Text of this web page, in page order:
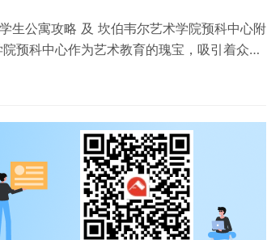
生公寓攻略 及 坎伯韦尔艺术学院预科中心附
预科中心作为艺术教育的瑰宝，吸引着众多